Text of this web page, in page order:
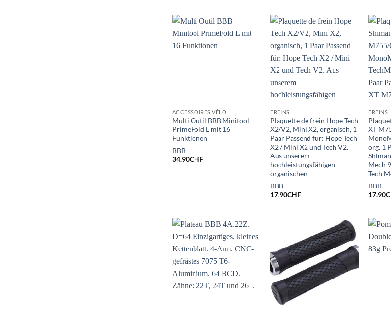
ACCESSOIRES VÉLO
Multi Outil BBB Minitool
PrimeFold L mit 16
Funktionen
BBB
34.90CHF
FREINS
Plaquette de frein Hope Tech
X2/V2, Mini X2, organisch, 1
Paar Passend für: Hope Tech
X2 / Mini X2 und Tech V2.
Aus unserem
hochleistungsfähigen
organischen
BBB
17.90CHF
FREINS
XT
org. 1
Mech
Tech
BBB
17.90